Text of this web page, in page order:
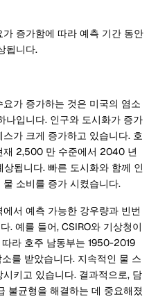
증가함에 따라 예측 기간 동안
됩니다.
가 증가하는 것은 미국의 염소
나입니다. 인구와 도시화가 증가
가 크게 증가하고 있습니다. 호
재 2,500 만 수준에서 2040 년
됩니다. 빠른 도시화와 함께 인
소비를 증가 시켰습니다.
서 예측 가능한 강우량과 빈번
. 예를 들어, CSIRO와 기상청이
라 호주 남동부는 1950-2019
를 받았습니다. 지속적인 물 스
키고 있습니다. 결과적으로, 담
불균형을 해결하는 데 중요해졌